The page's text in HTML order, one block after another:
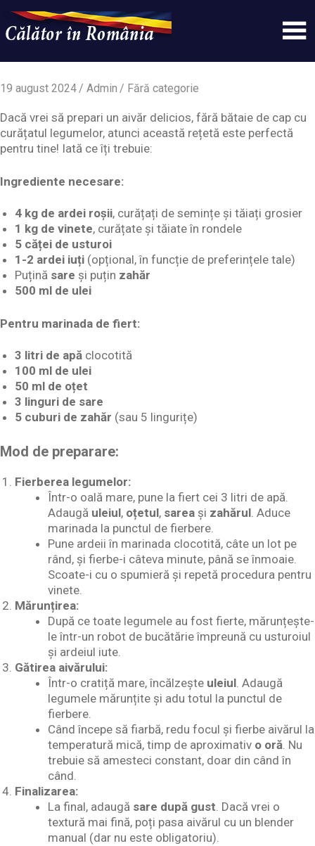
content
Calatorinromania
simplu
WordPress
19 august 2024 Admin Fără categorie
Dacă vrei să prepari un aivăr delicios, fără bătaie de cap cu
curățatul legumelor, atunci această rețetă este perfectă
pentru tine! Iată ce îți trebuie:
Ingrediente necesare:
4 kg de ardei roșii, curățați de semințe și tăiați grosier
1 kg de vinete, curățate și tăiate în rondele
5 căței de usturoi
1-2 ardei iuți (opțional, în funcție de preferințele tale)
Puțină sare și puțin zahăr
500 ml de ulei
Pentru marinada de fiert:
3 litri de apă clocotită
100 ml de ulei
50 ml de oțet
3 linguri de sare
5 cuburi de zahăr (sau 5 lingurițe)
Mod de preparare:
Fierberea legumelor:
Într-o oală mare, pune la fiert cei 3 litri de apă.
Adaugă uleiul, oțetul, sarea și zahărul. Aduce
marinada la punctul de fierbere.
Pune ardeii în marinada clocotită, câte un lot pe
rând, și fierbe-i câteva minute, până se înmoaie.
Scoate-i cu o spumieră și repetă procedura pentru
vinete.
Mărunțirea:
După ce toate legumele au fost fierte, mărunțește-
le într-un robot de bucătărie împreună cu usturoiul
și ardeiul iute.
Gătirea aivărului:
Într-o cratiță mare, încălzește uleiul. Adaugă
legumele mărunțite și adu totul la punctul de
fierbere.
Când începe să fiarbă, redu focul și fierbe aivărul la
temperatură mică, timp de aproximativ o oră. Nu
trebuie să amesteci constant, doar din când în
când.
Finalizarea:
La final, adaugă sare după gust. Dacă vrei o
textură mai fină, poți pasa aivărul cu un blender
manual (dar nu este obligatoriu).